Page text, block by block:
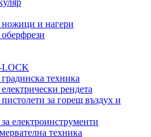
ножици и нагери
LOCK
техника
рендета
за горещ въздух и
електроинструменти
техника